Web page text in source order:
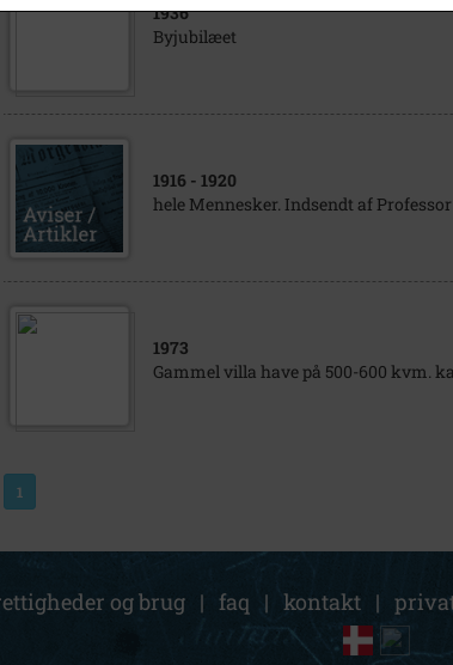
1936
Byjubilæet
1916 - 1920
hele Mennesker. Indsendt af
1973
Gammel villa have på 500-600 kvm.
1
og brug | faq | kontakt |